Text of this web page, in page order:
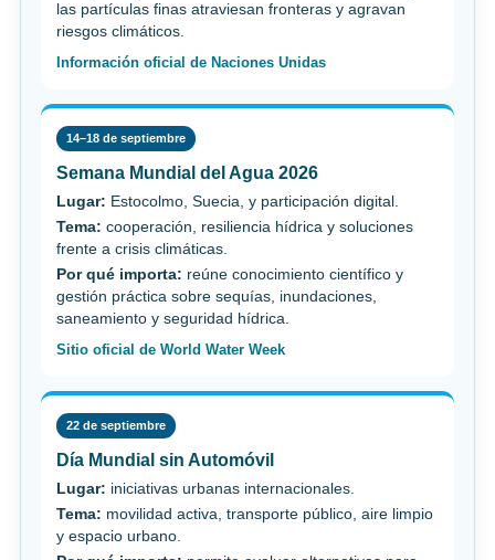
las partículas finas atraviesan fronteras y agravan
riesgos climáticos.
Información oficial de Naciones Unidas
14–18 de septiembre
Semana Mundial del Agua 2026
Lugar: Estocolmo, Suecia, y participación digital.
Tema: cooperación, resiliencia hídrica y soluciones
frente a crisis climáticas.
Por qué importa: reúne conocimiento científico y
gestión práctica sobre sequías, inundaciones,
saneamiento y seguridad hídrica.
Sitio oficial de World Water Week
22 de septiembre
Día Mundial sin Automóvil
Lugar: iniciativas urbanas internacionales.
Tema: movilidad activa, transporte público, aire limpio
y espacio urbano.